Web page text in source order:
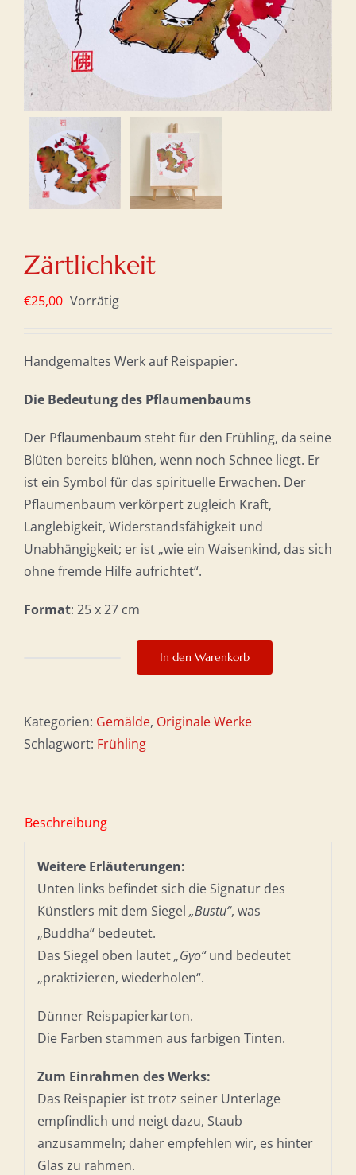
Zärtlichkeit
€25,00 Vorrätig
Handgemaltes Werk auf Reispapier.
Die Bedeutung des Pflaumenbaums
Der Pflaumenbaum steht für den Frühling, da seine
Blüten bereits blühen, wenn noch Schnee liegt. Er
ist ein Symbol für das spirituelle Erwachen. Der
Pflaumenbaum verkörpert zugleich Kraft,
Langlebigkeit, Widerstandsfähigkeit und
Unabhängigkeit; er ist „wie ein Waisenkind, das sich
ohne fremde Hilfe aufrichtet“.
Format: 25 x 27 cm
In den Warenkorb
Kategorien: Gemälde, Originale Werke
Schlagwort: Frühling
Beschreibung
Weitere Erläuterungen:
Unten links befindet sich die Signatur des
Künstlers mit dem Siegel „Bustu“, was
„Buddha“ bedeutet.
Das Siegel oben lautet„Gyo“und bedeutet
„praktizieren, wiederholen“.
Dünner Reispapierkarton.
Die Farben stammen aus farbigen Tinten.
Zum Einrahmen des Werks:
Das Reispapier ist trotz seiner Unterlage
empfindlich und neigt dazu, Staub
anzusammeln; daher empfehlen wir, es hinter
Glas zu rahmen.